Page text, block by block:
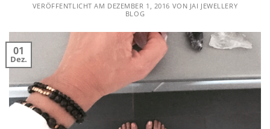
VERÖFFENTLICHT AM DEZEMBER 1, 2016 VON JAI JEWELLERY
BLOG
01
Dez.